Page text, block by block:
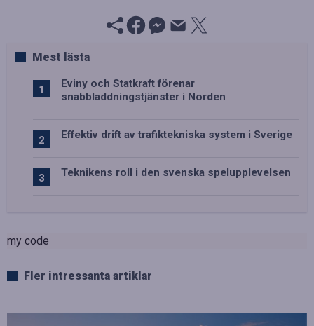
Mest lästa
Eviny och Statkraft förenar
snabbladdningstjänster i Norden
Effektiv drift av trafiktekniska system i Sverige
Teknikens roll i den svenska spelupplevelsen
my code
Fler intressanta artiklar